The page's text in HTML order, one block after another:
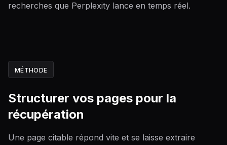
recherches que Perplexity lance en temps réel.
MÉTHODE
Structurer vos pages pour la
récupération
Une page citable répond vite et se laisse extraire